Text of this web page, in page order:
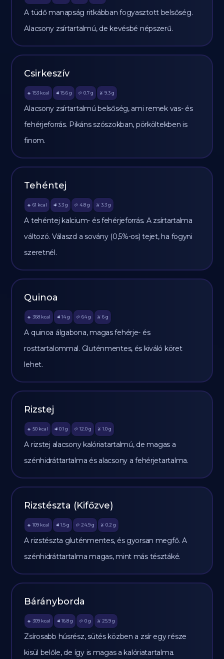
A tüdő manapság ritkábban fogyasztott belsőség.
Alacsony zsírtartalmú, de kevésbé népszerű.
Csirkeszív
🔥 153 kcal 🥩 15.6 g 🥔 0.7g 🫒 9.3 g
Alacsony zsírtartalmú belsőség, ami remek vas- és
fehérjeforrás. Pikáns szószokban, pörköltekben is
finom.
Tehéntej
🔥 61 kcal 🥩 3.3 g 🥔 4.8g 🫒 3.3 g
A tehéntej kalcium- és fehérjeforrás. A zsírtartalma
változó. Válaszd a sovány (0,5%-os) tejet, ha fogyni
szeretnél.
Quinoa
🔥 368 kcal 🥩 14 g 🥔 64g 🫒 6 g
A quinoa álgabona, magas fehérje- és
rosttartalommal. Gluténmentes, és kiváló köret
lehet.
Rizstej
🔥 50 kcal 🥩 0.1 g 🥔 12.0g 🫒 1.0 g
A rizstej alacsony kalóriatartalmú, de magas a
szénhidráttartalma és alacsony a fehérjetartalma.
Rizstészta (Kifőzve)
🔥 109 kcal 🥩 1.5 g 🥔 24.9g 🫒 0.2 g
A rizstészta gluténmentes, és gyorsan megfő. A
szénhidráttartalma magas, mint más tésztáké.
Bárányborda
🔥 309 kcal 🥩 16.8 g 🥔 0g 🫒 25.9 g
Zsírosabb húsrész, sütés közben a zsír egy része
kisül belőle, de így is magas a kalóriatartalma.